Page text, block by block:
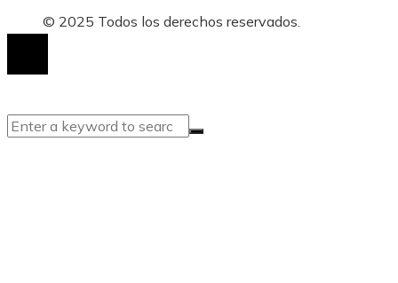
© 2025 Todos los derechos reservados.